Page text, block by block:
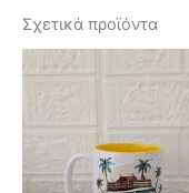
Σχετικά προϊόντα